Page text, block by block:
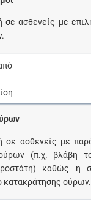
σε ασθενείς με
σε ασθενείς με
(π.χ. βλάβη
καθώς η
κατακράτησης ούρων.